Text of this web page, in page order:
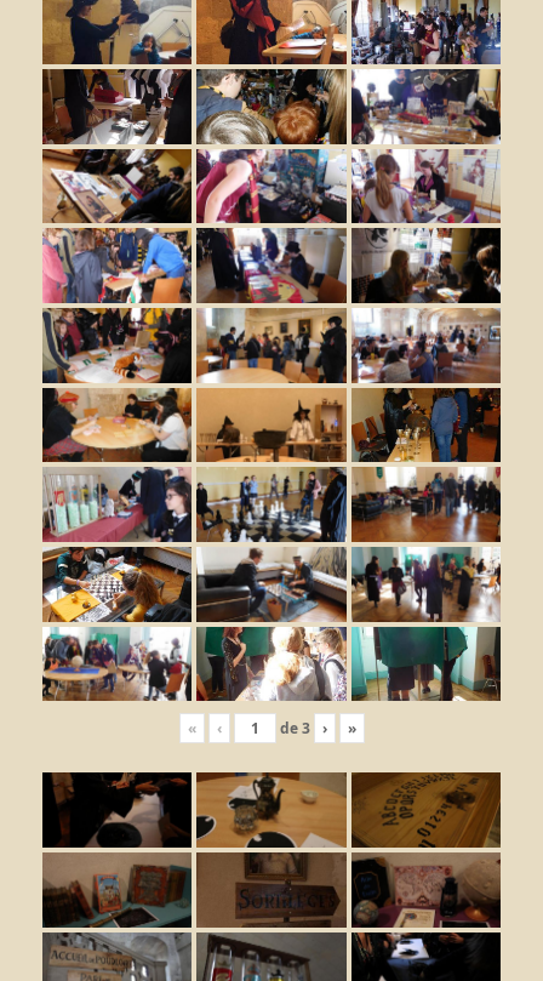
« ‹ de3 › »